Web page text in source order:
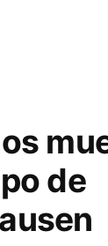
Sierra
Norte
de
de